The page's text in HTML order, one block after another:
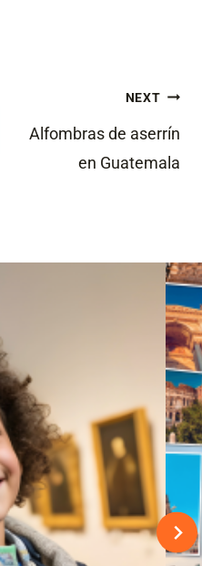
NEXT
Alfombras de aserrín
en Guatemala